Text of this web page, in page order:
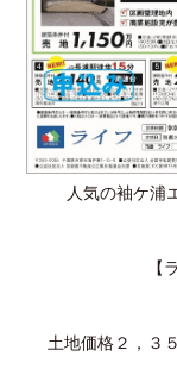
人気の袖ケ浦
【
土地価格２，３